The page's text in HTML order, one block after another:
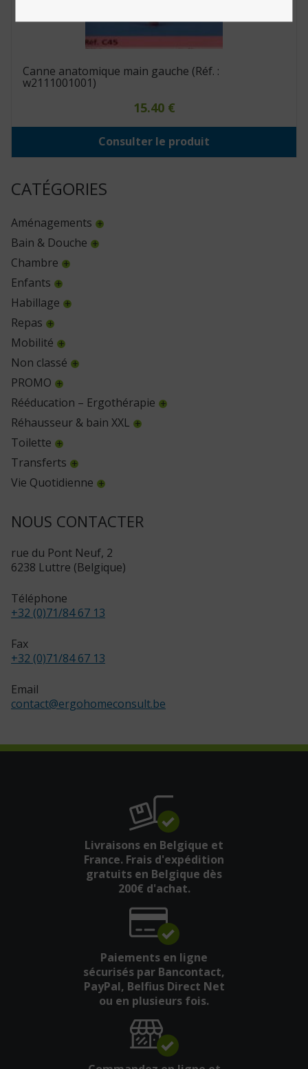
CATÉGORIES
Aménagements
Bain & Douche
Chambre
Enfants
Habillage
Repas
Mobilité
Non classé
PROMO
Rééducation – Ergothérapie
Réhausseur & bain XXL
Toilette
Transferts
Vie Quotidienne
NOUS CONTACTER
rue du Pont Neuf, 2
6238 Luttre (Belgique)
Téléphone
+32 (0)71/84 67 13
Fax
+32 (0)71/84 67 13
Email
contact@ergohomeconsult.be
Canne anatomique main gauche (Réf. :
w2111001001)
15.40 €
Consulter le produit
Livraisons en Belgique et
France. Frais d'expédition
gratuits en Belgique dès
200€ d'achat.
Paiements en ligne
sécurisés par Bancontact,
PayPal, Belfius Direct Net
ou en plusieurs fois.